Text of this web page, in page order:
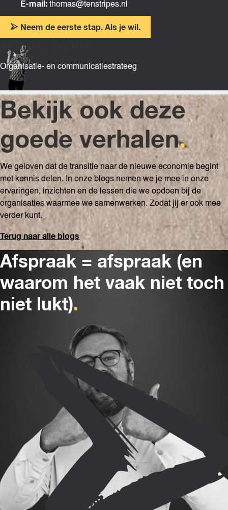
E-mail: thomas@tenstripes.nl
Neem de eerste stap. Als je wil.
Thomas Gerrits
Organisatie- en communicatiestrateeg
Bekijk ook deze
goede verhalen.
We geloven dat de transitie naar de nieuwe economie begint
met kennis delen. In onze blogs nemen we je mee in onze
ervaringen, inzichten en de lessen die we opdoen bij de
organisaties waarmee we samenwerken. Zodat jij er ook mee
verder kunt.
Terug naar alle blogs
Afspraak = afspraak (en
waarom het vaak niet toch
niet lukt).